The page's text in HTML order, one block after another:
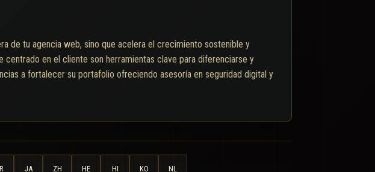
de tu agencia web, sino que acelera el crecimiento sostenible y
en el cliente son herramientas clave para diferenciarse y
a fortalecer su portafolio ofreciendo asesoría en seguridad digital y
JA ZH HE HI KO NL